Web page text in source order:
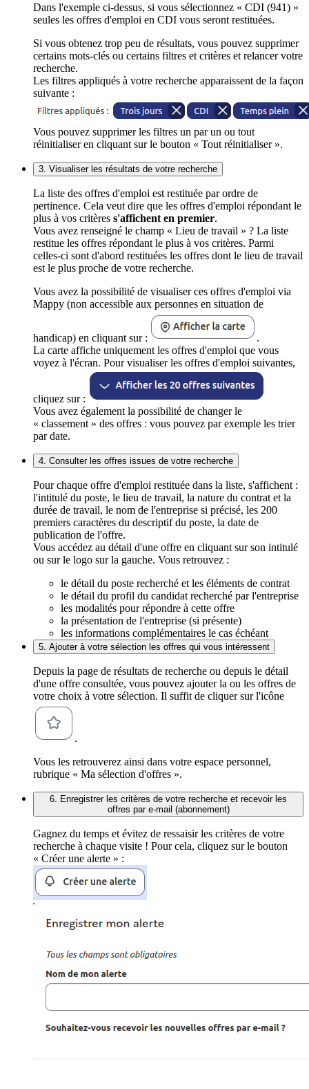
Dans l'exemple ci-dessus, si vous sélectionnez « CDI (941) »
seules les offres d'emploi en CDI vous seront restituées.
Si vous obtenez trop peu de résultats, vous pouvez supprimer
certains mots-clés ou certains filtres et critères et relancer votre
recherche.
Les filtres appliqués à votre recherche apparaissent de la façon
suivante :
Vous pouvez supprimer les filtres un par un ou tout
réinitialiser en cliquant sur le bouton « Tout réinitialiser ».
3. Visualiser les résultats de votre recherche
La liste des offres d'emploi est restituée par ordre de
pertinence. Cela veut dire que les offres d'emploi répondant le
plus à vos critères s'affichent en premier.
Vous avez renseigné le champ « Lieu de travail » ? La liste
restitue les offres répondant le plus à vos critères. Parmi
celles-ci sont d'abord restituées les offres dont le lieu de travail
est le plus proche de votre recherche.
Vous avez la possibilité de visualiser ces offres d'emploi via
Mappy (non accessible aux personnes en situation de
handicap) en cliquant sur :
.
La carte affiche uniquement les offres d'emploi que vous
voyez à l'écran. Pour visualiser les offres d'emploi suivantes,
cliquez sur :
Vous avez également la possibilité de changer le
« classement » des offres : vous pouvez par exemple les trier
par date.
4. Consulter les offres issues de votre recherche
Pour chaque offre d'emploi restituée dans la liste, s'affichent :
l'intitulé du poste, le lieu de travail, la nature du contrat et la
durée de travail, le nom de l'entreprise si précisé, les 200
premiers caractères du descriptif du poste, la date de
publication de l'offre.
Vous accédez au détail d'une offre en cliquant sur son intitulé
ou sur le logo sur la gauche. Vous retrouvez :
le détail du poste recherché et les éléments de contrat
le détail du profil du candidat recherché par l'entreprise
les modalités pour répondre à cette offre
la présentation de l'entreprise (si présente)
les informations complémentaires le cas échéant
5. Ajouter à votre sélection les offres qui vous intéressent
Depuis la page de résultats de recherche ou depuis le détail
d'une offre consultée, vous pouvez ajouter la ou les offres de
votre choix à votre sélection. Il suffit de cliquer sur l'icône
.
Vous les retrouverez ainsi dans votre espace personnel,
rubrique « Ma sélection d'offres ».
6. Enregistrer les critères de votre recherche et recevoir les
offres par e-mail (abonnement)
Gagnez du temps et évitez de ressaisir les critères de votre
recherche à chaque visite ! Pour cela, cliquez sur le bouton
« Créer une alerte » :